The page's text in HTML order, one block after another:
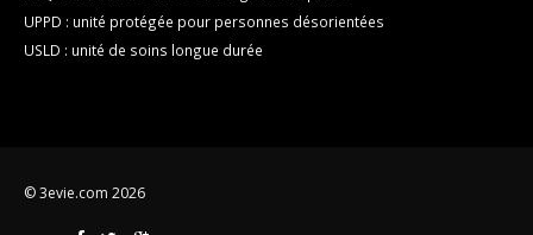
UPPD : unité protégée pour personnes désorientées
USLD : unité de soins longue durée
© 3evie.com 2026